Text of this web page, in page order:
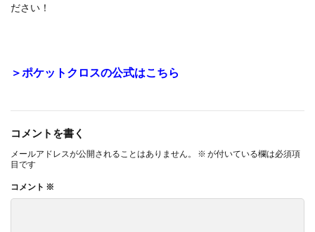
ださい！
＞ポケットクロスの公式はこちら
コメントを書く
メールアドレスが公開されることはありません。 ※ が付いている欄は必須項
目です
コメント ※